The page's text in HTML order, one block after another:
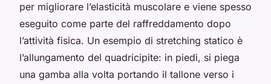
per migliorare l’elasticità muscolare e viene spesso
eseguito come parte del raffreddamento dopo
l’attività fisica. Un esempio di stretching statico è
l’allungamento del quadricipite: in piedi, si piega
una gamba alla volta portando il tallone verso i